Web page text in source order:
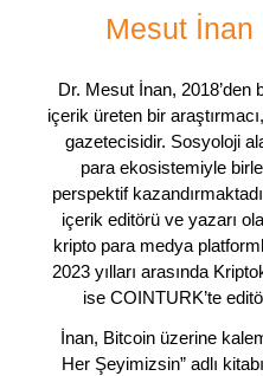
Mesut İnan
Dr. Mesut İnan, 2018’den
içerik üreten bir
gazetecisidir. Sosyoloji
para ekosistemiyle
perspektif
içerik editörü ve yazarı
kripto para medya
2023 yılları arasında
ise COINTURK’te
İnan, Bitcoin üzerine
Her Şeyimizsin” adlı